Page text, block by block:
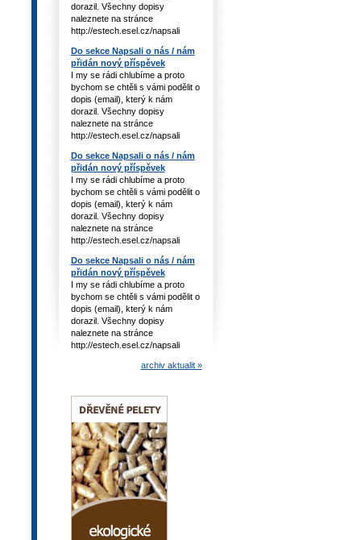
dorazil. Všechny dopisy
naleznete na stránce
http://estech.esel.cz/napsali
Do sekce Napsali o nás / nám
přidán nový příspěvek
I my se rádi chlubíme a proto
bychom se chtěli s vámi podělit o
dopis (email), který k nám
dorazil. Všechny dopisy
naleznete na stránce
http://estech.esel.cz/napsali
Do sekce Napsali o nás / nám
přidán nový příspěvek
I my se rádi chlubíme a proto
bychom se chtěli s vámi podělit o
dopis (email), který k nám
dorazil. Všechny dopisy
naleznete na stránce
http://estech.esel.cz/napsali
Do sekce Napsali o nás / nám
přidán nový příspěvek
I my se rádi chlubíme a proto
bychom se chtěli s vámi podělit o
dopis (email), který k nám
dorazil. Všechny dopisy
naleznete na stránce
http://estech.esel.cz/napsali
archiv aktualit »